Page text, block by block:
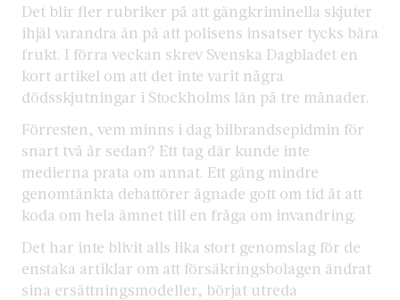
Det blir fler rubriker på att gängkriminella skjuter
ihjäl varandra än på att polisens insatser tycks bära
frukt. I förra veckan skrev Svenska Dagbladet en
kort artikel om att det inte varit några
dödsskjutningar i Stockholms län på tre månader.
Förresten, vem minns i dag bilbrandsepidmin för
snart två år sedan? Ett tag där kunde inte
medierna prata om annat. Ett gäng mindre
genomtänkta debattörer ägnade gott om tid åt att
koda om hela ämnet till en fråga om invandring.
Det har inte blivit alls lika stort genomslag för de
enstaka artiklar om att försäkringsbolagen ändrat
sina ersättningsmodeller, börjat utreda